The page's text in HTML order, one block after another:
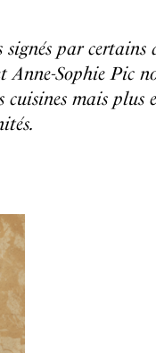
par certains
Sophie Pic
mais plus